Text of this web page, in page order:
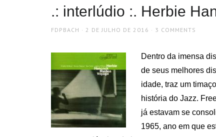
.: interlúdio :. Herbie
AUTHOR
FDPBACH
POSTED
2 DE JULHO DE 2016 3 COMMENTS
Dentro da imensa
de seus melhores
idade, traz um
história do Jazz.
já estavam se
1965, ano em que